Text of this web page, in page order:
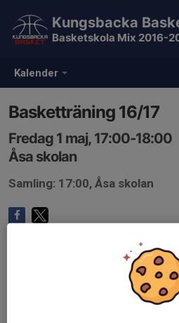
Kalender
Kungsbacka
Basketskola Mix 2016-
Basketträning 16/17
Fredag 1 maj, 17:00-18:00
Åsa skolan
Samling: 17:00, Åsa skolan